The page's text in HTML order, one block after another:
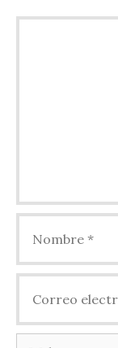
r
electrónico
Web